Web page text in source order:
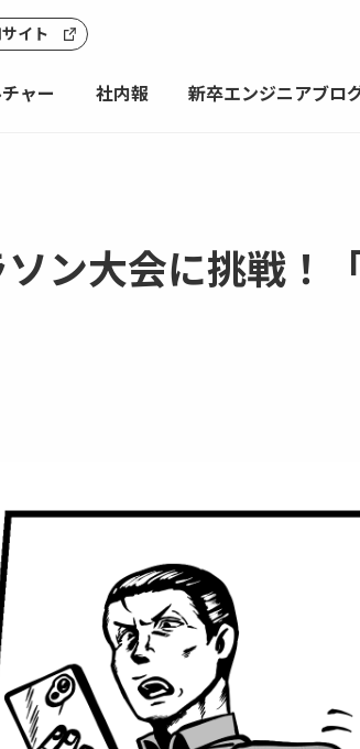
イト
ャー 社内報 新卒エンジニアブロ
ン大会に挑戦！